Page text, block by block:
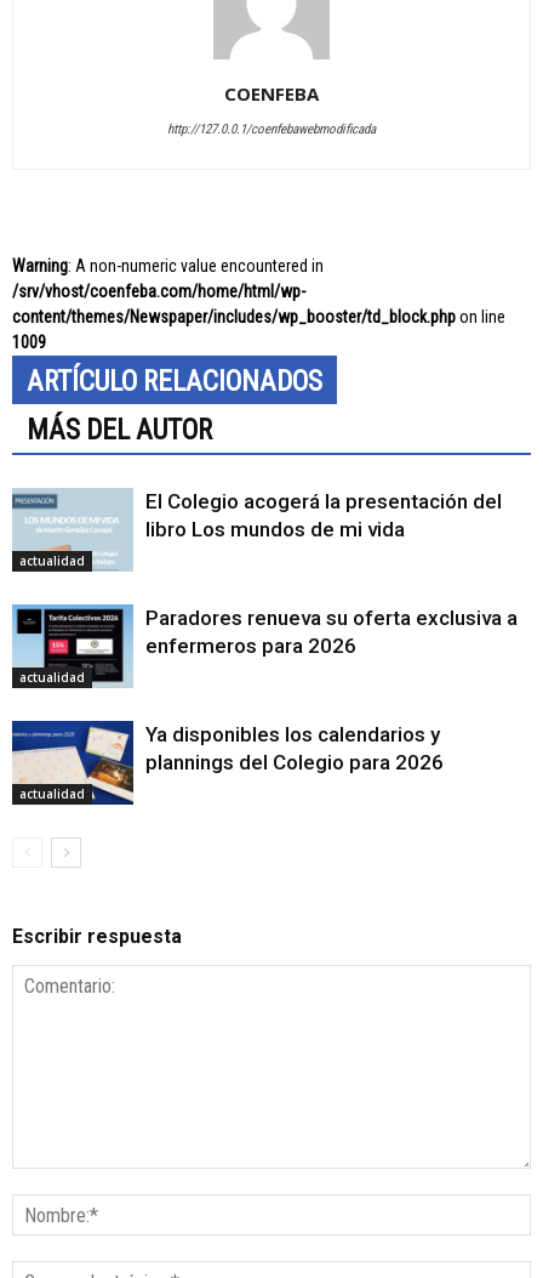
COENFEBA
http://127.0.0.1/coenfebawebmodificada
Warning: A non-numeric value encountered in
/srv/vhost/coenfeba.com/home/html/wp-
content/themes/Newspaper/includes/wp_booster/td_block.phpon line
1009
ARTÍCULO RELACIONADOS
MÁS DEL AUTOR
actualidad
El Colegio acogerá la presentación del
libro Los mundos de mi vida
actualidad
Paradores renueva su oferta exclusiva a
enfermeros para 2026
actualidad
Ya disponibles los calendarios y
plannings del Colegio para 2026
Escribir respuesta